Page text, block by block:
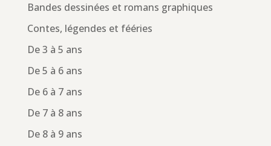
Bandes dessinées et romans graphiques
Contes, légendes et fééries
De 3 à 5 ans
De 5 à 6 ans
De 6 à 7 ans
De 7 à 8 ans
De 8 à 9 ans